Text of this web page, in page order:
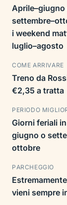
Aprile–giugno
i weekend
luglio–agosto
COME ARRIVARE
Treno da
€2,35 a tratta
PERIODO
Giorni feriali
giugno o
ottobre
PARCHEGGIO
vieni sempre